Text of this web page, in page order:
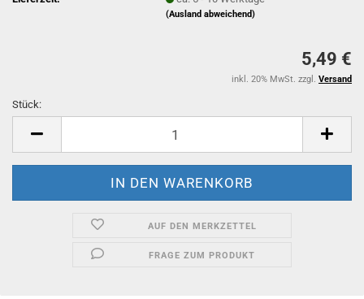
(Ausland abweichend)
5,49 €
inkl. 20% MwSt. zzgl. Versand
Stück:
AUF DEN MERKZETTEL
FRAGE ZUM PRODUKT